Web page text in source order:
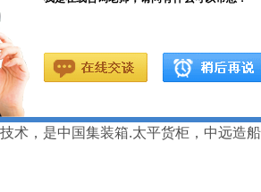
气焊、氩弧焊、二氧化碳气体保护焊、
区大，权威，拥有先进电气焊设备的高
，钛金版焊，压力容器焊接，管道焊接
术，是中国集装箱.太平货柜，中远造